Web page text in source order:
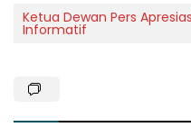
Ketua Dewan Pers
Informatif